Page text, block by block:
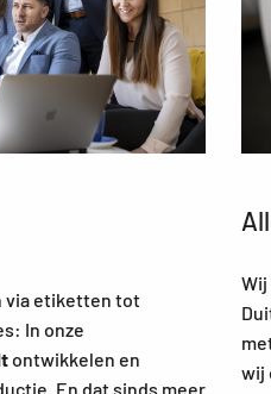
via etiketten tot
In onze
ontwikkelen en
En dat sinds meer
wij